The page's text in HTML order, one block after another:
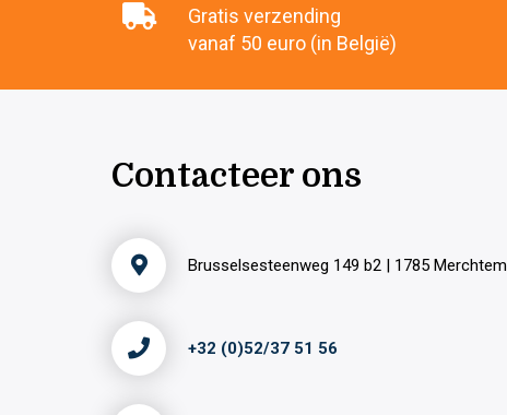
Gratis verzending
vanaf 50 euro (in België)
Contacteer ons
Brusselsesteenweg 149 b2 | 1785 Merchtem
+32 (0)52/37 51 56